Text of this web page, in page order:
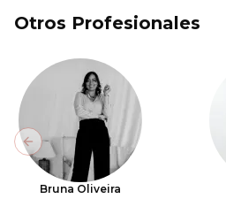
Otros Profesionales
Bruna Oliveira
Previous slide